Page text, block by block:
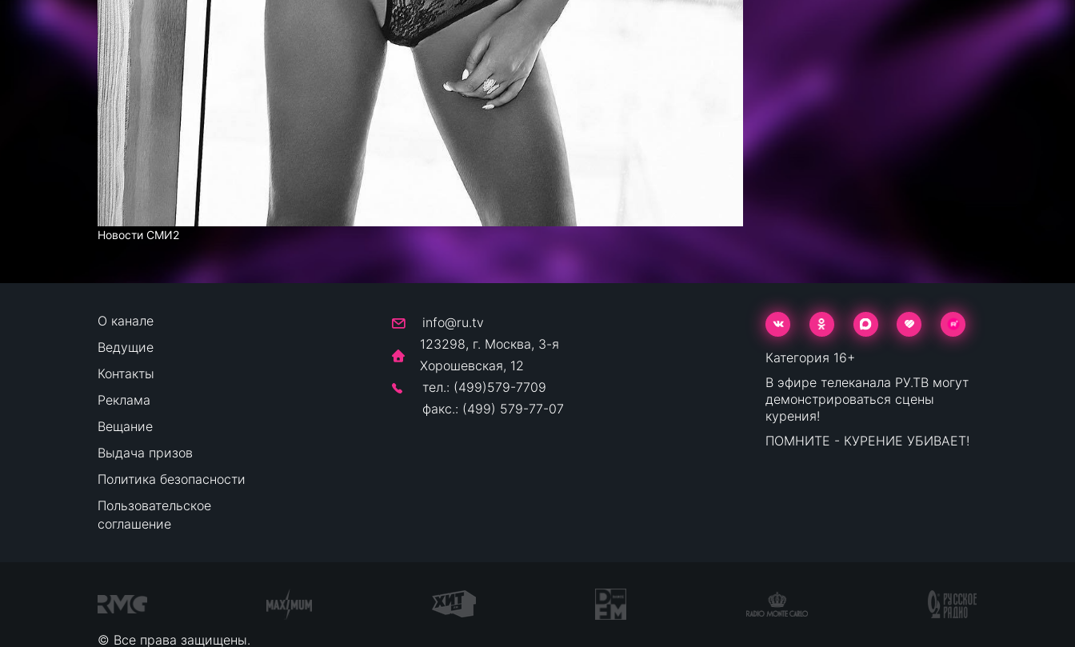
Новости СМИ2
О канале
Ведущие
Контакты
Реклама
Вещание
Выдача призов
Политика безопасности
Пользовательское
соглашение
info@ru.tv
123298, г. Москва, 3-я
Хорошевская, 12
тел.: (499)579-7709
факс.: (499) 579-77-07
Категория 16+
В эфире телеканала РУ.ТВ могут
демонстрироваться сцены
курения!
ПОМНИТЕ - КУРЕНИЕ УБИВАЕТ!
© Все права защищены.